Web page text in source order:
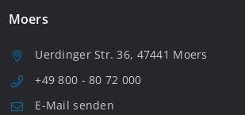
Moers
Uerdinger Str. 36, 47441 Moers
+49 800 - 80 72 000
E-Mail senden